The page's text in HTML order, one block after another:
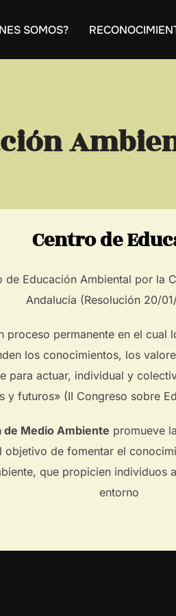
SOMOS?
Centro de
de Educación Ambiental por la
Andalucía (Resolución 20/
proceso permanente en el cual
los conocimientos, los
para actuar, individual y
y futuros» (II Congreso sobre
de Medio Ambiente promueve
objetivo de fomentar el
que propicien individuos
entorno